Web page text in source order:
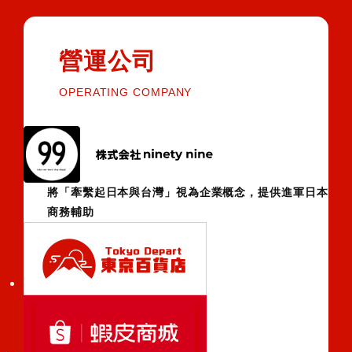
營運公司
OPERATING COMPANY
將「牽繫起日本與台灣」視為企業概念，提供進軍日本
商務輔助